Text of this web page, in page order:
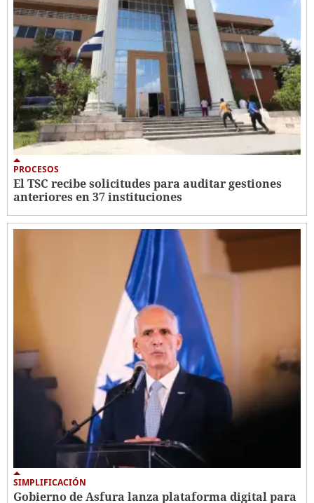
PROCESOS
El TSC recibe solicitudes para auditar gestiones
anteriores en 37 instituciones
SIMPLIFICACIÓN
Gobierno de Asfura lanza plataforma digital para